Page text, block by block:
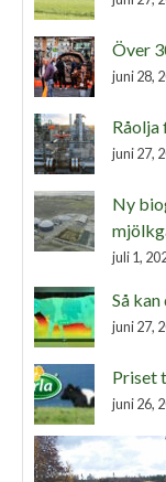
Över
juni 28,
Råolja
juni 27,
Ny
juli 1,
Så
juni 27,
Priset
juni 26,